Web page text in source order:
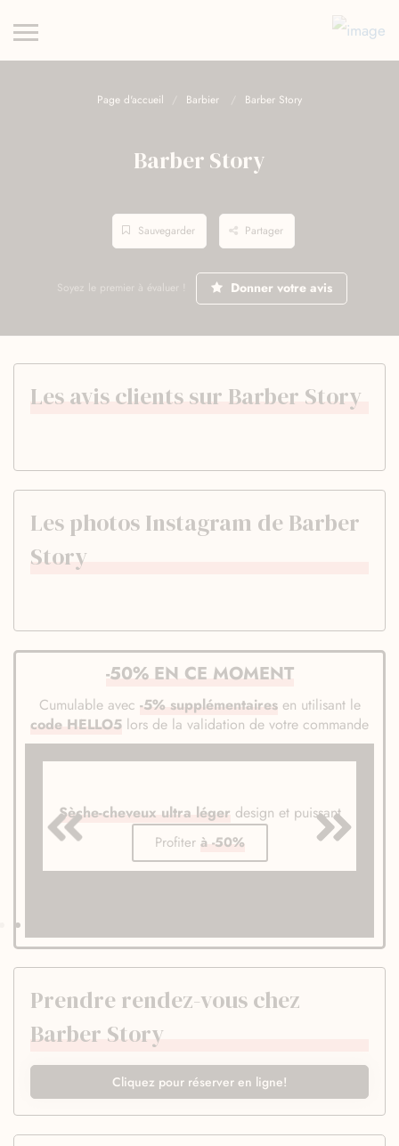
Page d'accueil Barbier Barber Story
Barber Story
Sauvegarder Partager
Soyez le premier à évaluer ! Donner votre avis
Les avis clients sur Barber Story
Les photos Instagram de Barber
Story
-50% EN CE MOMENT
Cumulable avec -5% supplémentairesen utilisant le
code HELLO5 lors de la validation de votre commande
Sèche-cheveux ultra léger design et puissant
Profiter à -50%
Prendre rendez-vous chez
Barber Story
Cliquez pour réserver en ligne!